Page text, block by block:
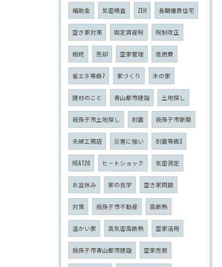
補助金 気密検査 ZEH 長期優良住宅
空き家対策 固定資産税 税制改正
相続 売却 空家管理 低燃費
省エネ等級7 家づくり 木の家
建材のこと 青山都市建設 土地探し
我孫子市土地探し 耐震 我孫子市新築
夫婦工務店 災害に強い 耐震等級3
HEAT20 ヒ－トショック 気密測定
お盆休み 家の見学 空き家問題
対策 我孫子市不動産 高断熱
温かい家 高気密高断熱 空家活用
我孫子市青山都市建設 空家売買